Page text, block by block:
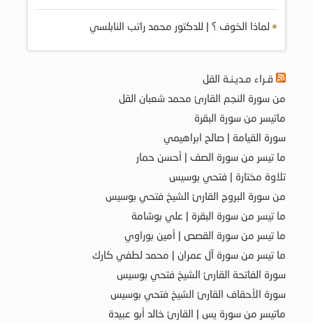
لماذا الخوف ؟ | للدكتور محمد راتب النابلسي
قـراء مـديـنـة القل
من سورة النجم القارئ محمد شعبان القل
ماتيسر من سورة البقرة
سورة القيامة | صالح ابراهيمي
ما تيسر من سورة الصف | أحسن حمار
تلاوة مختارة | فتحي بوسيس
من سورة البروج القارئ الشيخ فتحي بوسيس
ما تيسر من سورة البقرة | علي بوشامة
ما تيسر من سورة القصص | أمين بوراوي
ما تيسر من سورة آل عمران | محمد لطفي كارك
سورة الفاتحة القارئ الشيخ فتحي بوسيس
سورة الأحقاف القارئ الشيخ فتحي بوسيس
ماتيسر من سورة يس | القارئ خالد أبو عبيدة